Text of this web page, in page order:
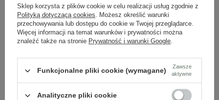
+48 732 108 464
Sklep korzysta z plików cookie w celu realizacji usług zgodnie z
Polityką dotyczącą cookies. Możesz określić warunki
przechowywania lub dostępu do cookie w Twojej przeglądarce.
Więcej informacji na temat warunków i prywatności można
znaleźć także na stronie Prywatność i warunki Google.
Funkcjonalne pliki cookie (wymagane)
Zawsze
aktywne
Analityczne pliki cookie